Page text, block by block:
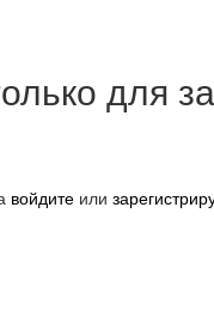
для
войдите или